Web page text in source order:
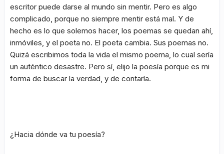
escritor puede darse al mundo sin mentir. Pero es algo
complicado, porque no siempre mentir está mal. Y de
hecho es lo que solemos hacer, los poemas se quedan ahí,
inmóviles, y el poeta no. El poeta cambia. Sus poemas no.
Quizá escribimos toda la vida el mismo poema, lo cual sería
un auténtico desastre. Pero sí, elijo la poesía porque es mi
forma de buscar la verdad, y de contarla.
¿Hacia dónde va tu poesía?